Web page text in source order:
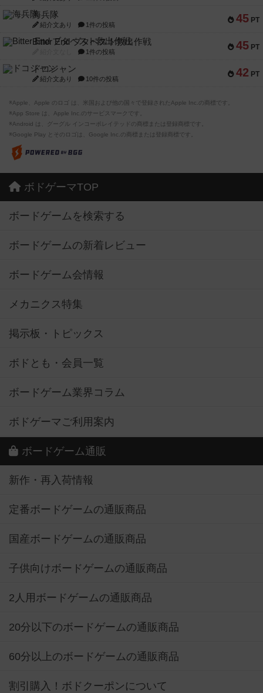
45 PT
海兵隊
紹介文あり 1件の投稿
45 PT
Bitter End ブタペスト救出作戦
1件の投稿
42 PT
ドコジャン
紹介文あり 10件の投稿
※Apple、Apple のロゴ は、米国および他の国々で登録されたApple Inc.の商標です。
※App Store は、Apple Inc.のサービスマークです。
※Android は、グーグル インコーポレイテッドの商標または登録商標です。
※Google Play とそのロゴは、Google Inc.の商標または登録商標です。
ボドゲーマTOP
ボードゲームを検索する
ボードゲームの新着レビュー
ボードゲーム会情報
メカニクス特集
掲示板・トピックス
ボドとも・会員一覧
ボードゲーム業界コラム
ボドゲーマご利用案内
ボードゲーム通販
新作・再入荷情報
定番ボードゲームの通販商品
国産ボードゲームの通販商品
子供向けボードゲームの通販商品
2人用ボードゲームの通販商品
20分以下のボードゲームの通販商品
60分以上のボードゲームの通販商品
割引購入！ボドクーポンについて